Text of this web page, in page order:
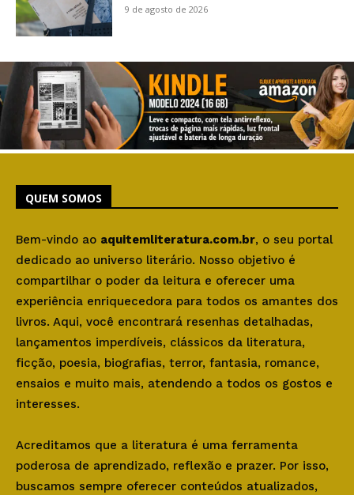
9 de agosto de 2026
QUEM SOMOS
Bem-vindo ao aquitemliteratura.com.br, o seu portal
dedicado ao universo literário. Nosso objetivo é
compartilhar o poder da leitura e oferecer uma
experiência enriquecedora para todos os amantes dos
livros. Aqui, você encontrará resenhas detalhadas,
lançamentos imperdíveis, clássicos da literatura,
ficção, poesia, biografias, terror, fantasia, romance,
ensaios e muito mais, atendendo a todos os gostos e
interesses.
Acreditamos que a literatura é uma ferramenta
poderosa de aprendizado, reflexão e prazer. Por isso,
buscamos sempre oferecer conteúdos atualizados,